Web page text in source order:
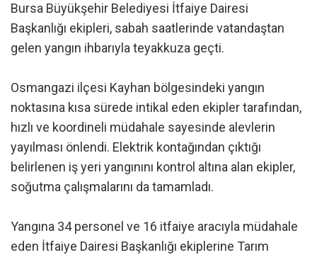
Bursa Büyükşehir Belediyesi İtfaiye Dairesi
Başkanlığı ekipleri, sabah saatlerinde vatandaştan
gelen yangın ihbarıyla teyakkuza geçti.
Osmangazi ilçesi Kayhan bölgesindeki yangın
noktasına kısa sürede intikal eden ekipler tarafından,
hızlı ve koordineli müdahale sayesinde alevlerin
yayılması önlendi. Elektrik kontağından çıktığı
belirlenen iş yeri yangınını kontrol altına alan ekipler,
soğutma çalışmalarını da tamamladı.
Yangına 34 personel ve 16 itfaiye aracıyla müdahale
eden İtfaiye Dairesi Başkanlığı ekiplerine Tarım